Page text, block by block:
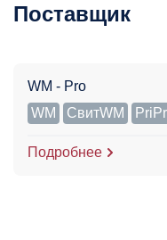
Поставщик
WM - Pro
WM
СвитWM
Подробнее